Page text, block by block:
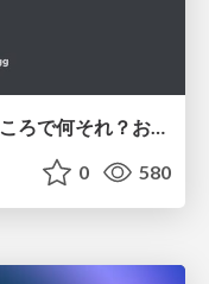
PHP に部分適用が来るぞ！……ところで何それ？おいしいの？ #phpcon / phpcon-2026
0 580